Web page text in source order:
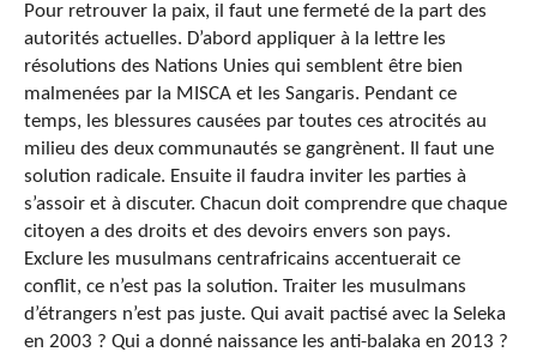
Pour retrouver la paix, il faut une fermeté de la part des
autorités actuelles. D’abord appliquer à la lettre les
résolutions des Nations Unies qui semblent être bien
malmenées par la MISCA et les Sangaris. Pendant ce
temps, les blessures causées par toutes ces atrocités au
milieu des deux communautés se gangrènent. Il faut une
solution radicale. Ensuite il faudra inviter les parties à
s’assoir et à discuter. Chacun doit comprendre que chaque
citoyen a des droits et des devoirs envers son pays.
Exclure les musulmans centrafricains accentuerait ce
conflit, ce n’est pas la solution. Traiter les musulmans
d’étrangers n’est pas juste. Qui avait pactisé avec la Seleka
en 2003 ? Qui a donné naissance les anti-balaka en 2013 ?